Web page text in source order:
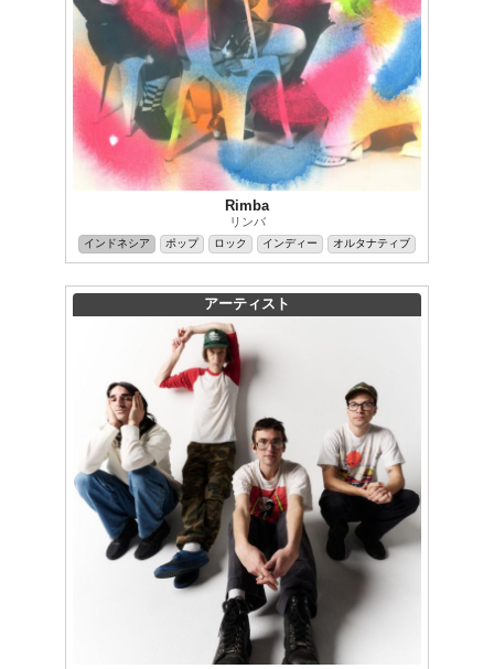
Rimba
リンバ
インドネシア ポップ ロック インディー オルタナティブ
アーティスト